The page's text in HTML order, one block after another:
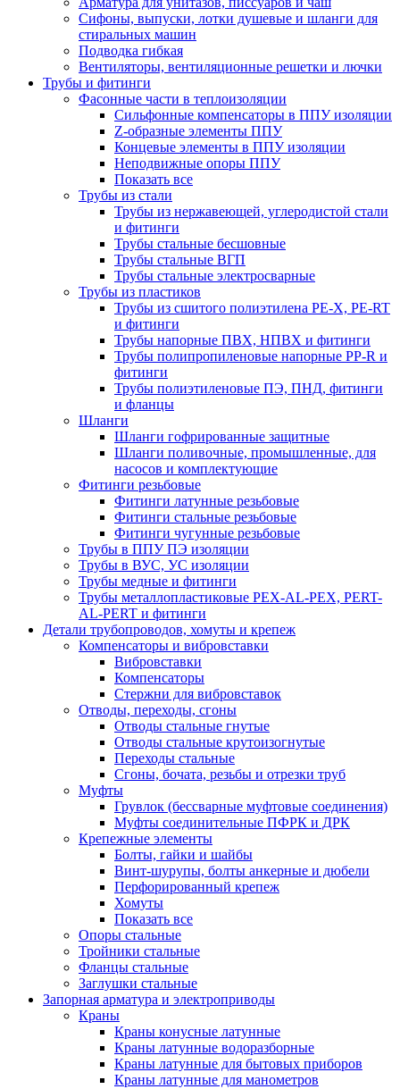
Сифоны, выпуски, лотки душевые и шланги для
стиральных машин
Подводка гибкая
Вентиляторы, вентиляционные решетки и лючки
Трубы и фитинги
Фасонные части в теплоизоляции
Cильфонные компенсаторы в ППУ изоляции
Z-образные элементы ППУ
Концевые элементы в ППУ изоляции
Неподвижные опоры ППУ
Показать все
Трубы из стали
Трубы из нержавеющей, углеродистой стали
и фитинги
Трубы стальные бесшовные
Трубы стальные ВГП
Трубы стальные электросварные
Трубы из пластиков
Трубы из сшитого полиэтилена PE-X, PE-RT
и фитинги
Трубы напорные ПВХ, НПВХ и фитинги
Трубы полипропиленовые напорные PP-R и
фитинги
Трубы полиэтиленовые ПЭ, ПНД, фитинги
и фланцы
Шланги
Шланги гофрированные защитные
Шланги поливочные, промышленные, для
насосов и комплектующие
Фитинги резьбовые
Фитинги латунные резьбовые
Фитинги стальные резьбовые
Фитинги чугунные резьбовые
Трубы в ППУ ПЭ изоляции
Трубы в ВУС, УС изоляции
Трубы медные и фитинги
Трубы металлопластиковые PEX-AL-PEX, PERT-
AL-PERT и фитинги
Детали трубопроводов, хомуты и крепеж
Компенсаторы и вибровставки
Вибровставки
Компенсаторы
Стержни для вибровставок
Отводы, переходы, сгоны
Отводы стальные гнутые
Отводы стальные крутоизогнутые
Переходы стальные
Сгоны, бочата, резьбы и отрезки труб
Муфты
Грувлок (бессварные муфтовые соединения)
Муфты соединительные ПФРК и ДРК
Крепежные элементы
Болты, гайки и шайбы
Винт-шурупы, болты анкерные и дюбели
Перфорированный крепеж
Хомуты
Показать все
Опоры стальные
Тройники стальные
Фланцы стальные
Заглушки стальные
Запорная арматура и электроприводы
Краны
Краны конусные латунные
Краны латунные водоразборные
Краны латунные для бытовых приборов
Краны латунные для манометров